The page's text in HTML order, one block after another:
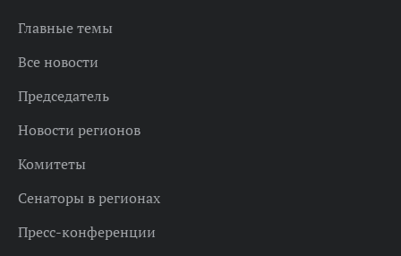
Главные темы
Все новости
Председатель
Новости регионов
Комитеты
Сенаторы в регионах
Пресс-конференции